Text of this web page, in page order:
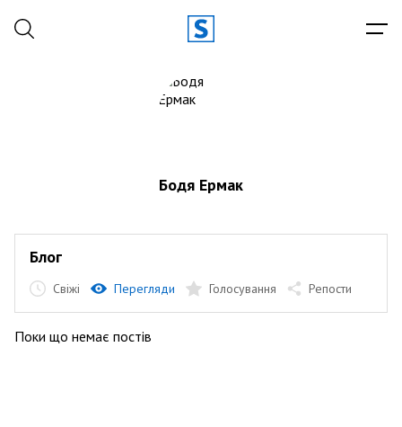
Бодя Ермак
Блог
Свіжі Перегляди Голосування Репости
Поки що немає постів